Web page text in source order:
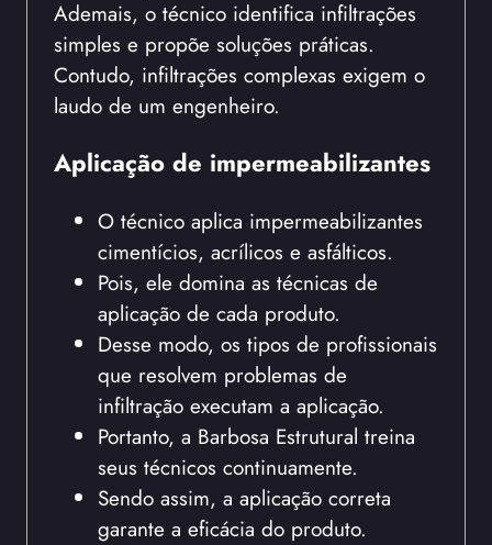
Ademais, o técnico identifica infiltrações
simples e propõe soluções práticas.
Contudo, infiltrações complexas exigem o
laudo de um engenheiro.
Aplicação de impermeabilizantes
O técnico aplica impermeabilizantes
cimentícios, acrílicos e asfálticos.
Pois, ele domina as técnicas de
aplicação de cada produto.
Desse modo, os tipos de profissionais
que resolvem problemas de
infiltração executam a aplicação.
Portanto, a Barbosa Estrutural treina
seus técnicos continuamente.
Sendo assim, a aplicação correta
garante a eficácia do produto.